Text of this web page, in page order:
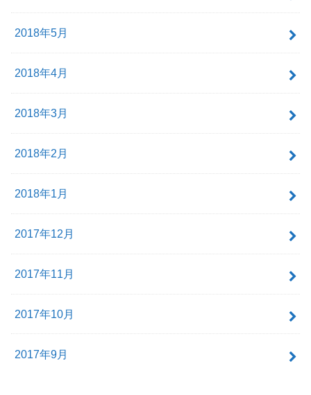
2018年5月
2018年4月
2018年3月
2018年2月
2018年1月
2017年12月
2017年11月
2017年10月
2017年9月